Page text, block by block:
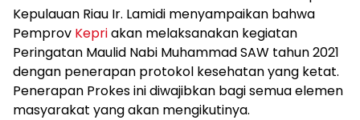
Kepulauan Riau Ir. Lamidi menyampaikan bahwa
Pemprov Kepriakan melaksanakan kegiatan
Peringatan Maulid Nabi Muhammad SAW tahun 2021
dengan penerapan protokol kesehatan yang ketat.
Penerapan Prokes ini diwajibkan bagi semua elemen
masyarakat yang akan mengikutinya.